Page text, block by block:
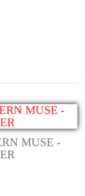
MUSE -